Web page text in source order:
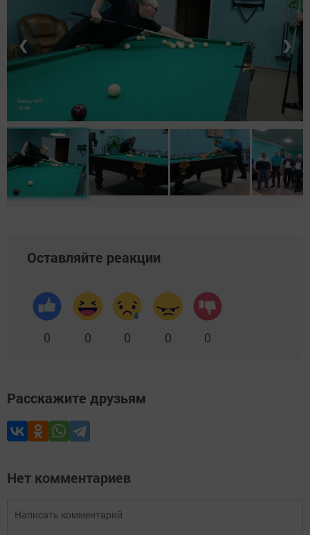
❮ ❯
Оставляйте реакции
0 0 0 0 0
Расскажите друзьям
Нет комментариев